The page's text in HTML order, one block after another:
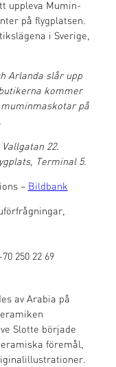
uppleva Mumin-
på flygplatsen.
i Sverige,
Arlanda slår upp
kommer
på
22.
Terminal 5.
– Bildbank
70 250 22 69
av Arabia på
Slotte började
föremål,